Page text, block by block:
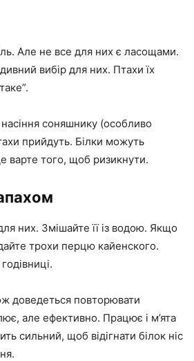
Але не все для них є ласощами.
вибір для них. Птахи їх
соняшнику (особливо
прийдуть. Білки можуть
варте того, щоб ризикнути.
них. Змішайте її із водою. Якщо
трохи перцю кайенского.
доведеться повторювати
але ефективно. Працює і м’ята
сильний, щоб відігнати білок ніс